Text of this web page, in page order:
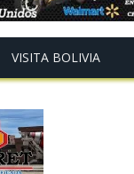
VISITA BOLIVIA